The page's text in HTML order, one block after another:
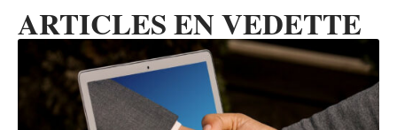
ARTICLES EN VEDETTE